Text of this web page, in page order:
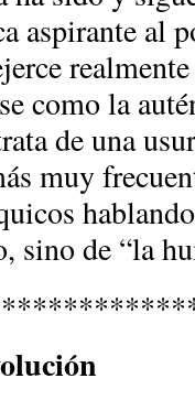
aspirante al
como la
de una
muy
sino de “la